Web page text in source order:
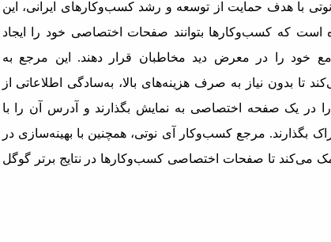
با هدف حمایت از توسعه و رشد کسب‌وکارهای ایرانی، این
است که کسب‌وکارها بتوانند صفحات اختصاصی خود را ایجاد
خود را در معرض دید مخاطبان قرار دهند. این مرجع به
تا بدون نیاز به صرف هزینه‌های بالا، به‌سادگی اطلاعاتی از
در یک صفحه اختصاصی به نمایش بگذارند و آدرس آن را با
بگذارند. مرجع کسب‌وکار آی نوتی، همچنین با بهینه‌سازی در
می‌کند تا صفحات اختصاصی کسب‌وکارها در نتایج برتر گوگل